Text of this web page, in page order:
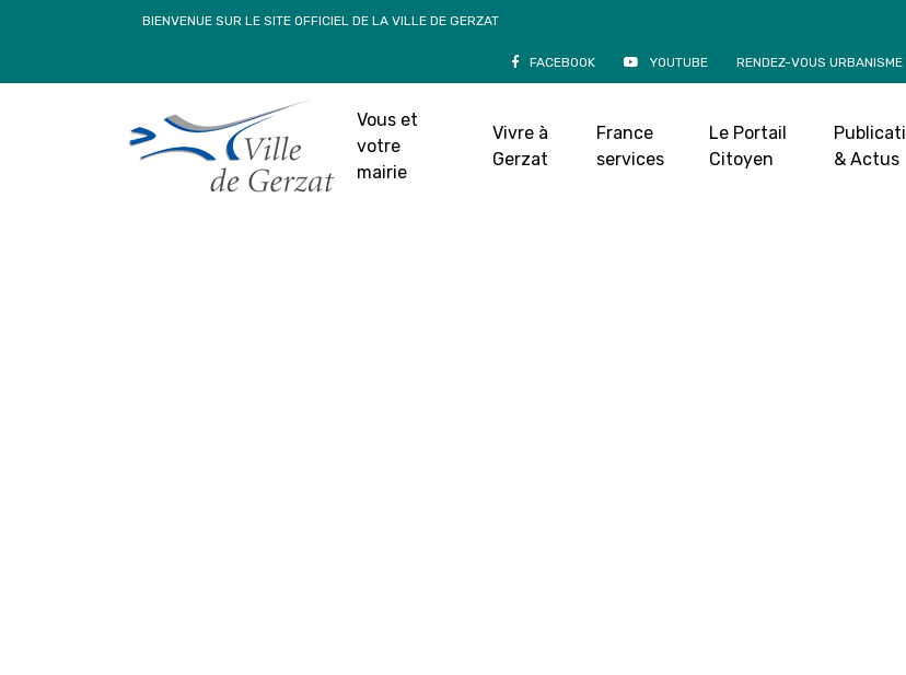
BIENVENUE SUR LE SITE OFFICIEL DE LA VILLE DE GERZAT
FACEBOOK YOUTUBE RENDEZ-VOUS URBANISME
Vous et
votre
mairie
Vivre à
Gerzat
France
services
Le Portail
Citoyen
& Actus